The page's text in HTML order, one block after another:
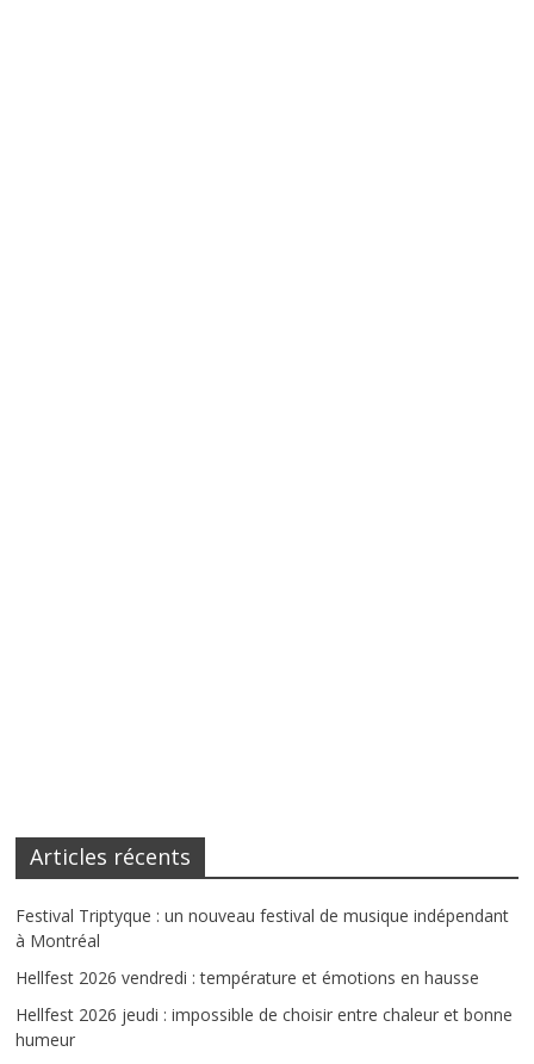
Articles récents
Festival Triptyque : un nouveau festival de musique indépendant
à Montréal
Hellfest 2026 vendredi : température et émotions en hausse
Hellfest 2026 jeudi : impossible de choisir entre chaleur et bonne
humeur